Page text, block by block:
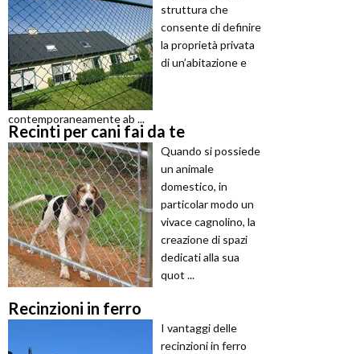
struttura che
consente di definire
la proprietà privata
di un’abitazione e
contemporaneamente ab ...
Recinti per cani fai da te
Quando si possiede
un animale
domestico, in
particolar modo un
vivace cagnolino, la
creazione di spazi
dedicati alla sua
quot ...
Recinzioni in ferro
I vantaggi delle
recinzioni in ferro